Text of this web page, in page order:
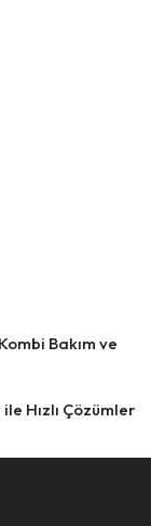
Bakım ve
Hızlı Çözümler